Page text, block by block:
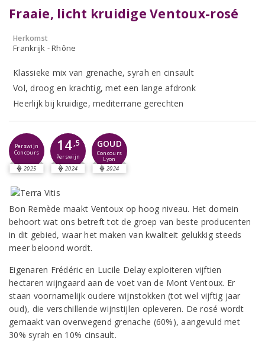
Fraaie, licht kruidige Ventoux-rosé
Herkomst
Frankrijk - Rhône
Klassieke mix van grenache, syrah en cinsault
Vol, droog en krachtig, met een lange afdronk
Heerlijk bij kruidige, mediterrane gerechten
Perswijn
Concours
2025
14,5
Perswijn
2024
GOUD
Concours
Lyon
2024
Bon Remède maakt Ventoux op hoog niveau. Het domein
behoort wat ons betreft tot de groep van beste producenten
in dit gebied, waar het maken van kwaliteit gelukkig steeds
meer beloond wordt.
Eigenaren Frédéric en Lucile Delay exploiteren vijftien
hectaren wijngaard aan de voet van de Mont Ventoux. Er
staan voornamelijk oudere wijnstokken (tot wel vijftig jaar
oud), die verschillende wijnstijlen opleveren. De rosé wordt
gemaakt van overwegend grenache (60%), aangevuld met
30% syrah en 10% cinsault.